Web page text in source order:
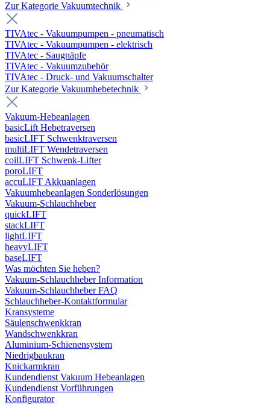
Zur Kategorie Vakuumtechnik
TIVAtec - Vakuumpumpen - pneumatisch
TIVAtec - Vakuumpumpen - elektrisch
TIVAtec - Saugnäpfe
TIVAtec - Vakuumzubehör
TIVAtec - Druck- und Vakuumschalter
Zur Kategorie Vakuumhebetechnik
Vakuum-Hebeanlagen
basicLift Hebetraversen
basicLIFT Schwenktraversen
multiLIFT Wendetraversen
coilLIFT Schwenk-Lifter
poroLIFT
accuLIFT Akkuanlagen
Vakuumhebeanlagen Sonderlösungen
Vakuum-Schlauchheber
quickLIFT
stackLIFT
lightLIFT
heavyLIFT
baseLIFT
Was möchten Sie heben?
Vakuum-Schlauchheber Information
Vakuum-Schlauchheber FAQ
Schlauchheber-Kontaktformular
Kransysteme
Säulenschwenkkran
Wandschwenkkran
Aluminium-Schienensystem
Niedrigbaukran
Knickarmkran
Kundendienst Vakuum Hebeanlagen
Kundendienst Vorführungen
Konfigurator